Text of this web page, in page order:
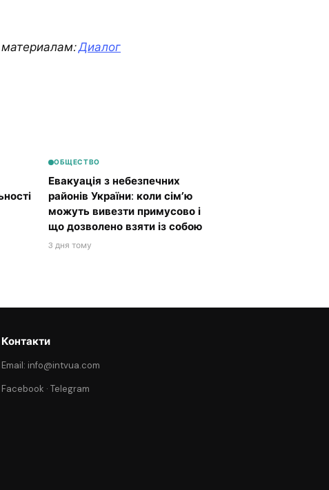
Диалог
ОБЩЕСТВО
Евакуація з небезпечних
районів України: коли сім’ю
можуть вивезти примусово і
що дозволено взяти із собою
3 дня тому
Контакти
Email: info@intvua.com
Facebook ·Telegram